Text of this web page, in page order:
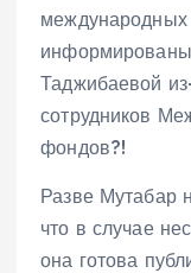
Таджибаевой
сотрудников
фондов?!
Разве Мутабар
что в случае
она готова